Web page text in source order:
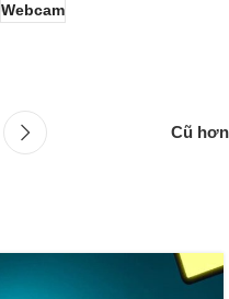
Webcam
Cũ hơn